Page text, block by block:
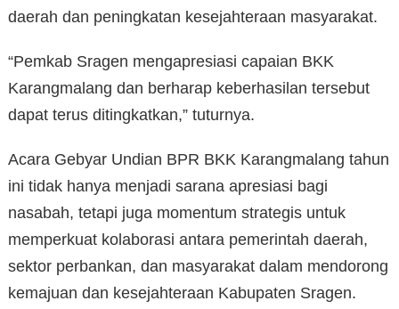
daerah dan peningkatan kesejahteraan masyarakat.
“Pemkab Sragen mengapresiasi capaian BKK
Karangmalang dan berharap keberhasilan tersebut
dapat terus ditingkatkan,” tuturnya.
Acara Gebyar Undian BPR BKK Karangmalang tahun
ini tidak hanya menjadi sarana apresiasi bagi
nasabah, tetapi juga momentum strategis untuk
memperkuat kolaborasi antara pemerintah daerah,
sektor perbankan, dan masyarakat dalam mendorong
kemajuan dan kesejahteraan Kabupaten Sragen.